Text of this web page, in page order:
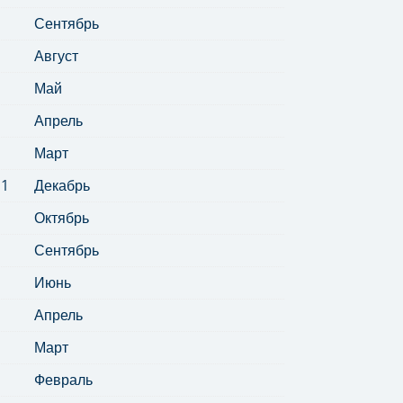
Сентябрь
Август
Май
Апрель
Март
Декабрь
Октябрь
Сентябрь
Июнь
Апрель
Март
Февраль